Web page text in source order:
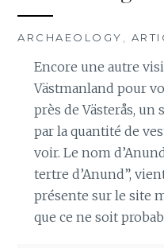
ARCHAEOLOGY
Encore une autre
Västmanland pour
près de Västerås,
par la quantité de
voir. Le nom
tertre d’Anund”,
présente sur le site
que ce ne soit